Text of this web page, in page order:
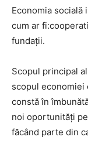
Economia
cum ar
fundații.
Scopul principal
scopul economiei
constă în
noi oportunități
făcând parte din